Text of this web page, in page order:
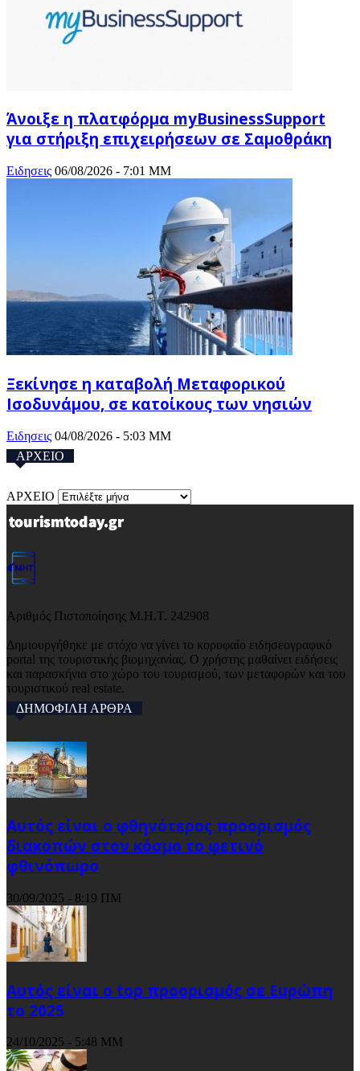
Άνοιξε η πλατφόρμα myBusinessSupport
για στήριξη επιχειρήσεων σε Σαμοθράκη
Ειδησεις 06/08/2026 - 7:01 ΜΜ
Ξεκίνησε η καταβολή Μεταφορικού
Ισοδυνάμου, σε κατοίκους των νησιών
Ειδησεις 04/08/2026 - 5:03 ΜΜ
ΑΡΧΕΙΟ
ΑΡΧΕΙΟ
Αριθμός Πιστοποίησης Μ.Η.Τ. 242908
Δημιουργήθηκε με στόχο να γίνει το κορυφαίο ειδησεογραφικό
portal της τουριστικής βιομηχανίας. Ο χρήστης μαθαίνει ειδήσεις
και παρασκήνια στο χώρο του τουρισμού, των μεταφορών και του
τουριστικού real estate.
ΔΗΜΟΦΙΛΗ ΑΡΘΡΑ
Αυτός είναι ο φθηνότερος προορισμός
διακοπών στον κόσμο το φετινό
φθινόπωρο
30/09/2025 - 8:19 ΠΜ
Αυτός είναι ο top προορισμός σε Ευρώπη
το 2025
24/10/2025 - 5:48 ΜΜ